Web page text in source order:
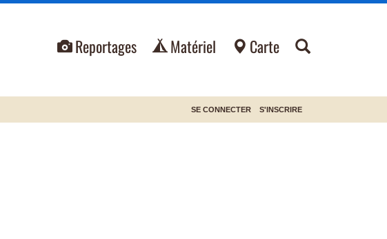
Reportages Matériel Carte
SE CONNECTER S'INSCRIRE